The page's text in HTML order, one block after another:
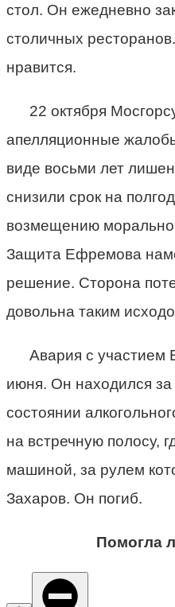
стол. Он ежедневно
столичных
нравится.
22 октября
апелляционные
виде восьми лет
снизили срок на
возмещению
Защита Ефремова
решение. Сторона
довольна таким
Авария с
июня. Он находился
состоянии
на встречную полосу,
машиной, за рулем
Захаров. Он погиб.
Помогла